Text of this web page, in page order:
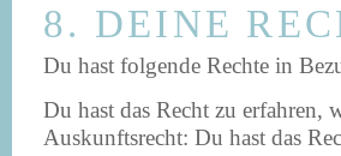
8. DEINE
Du hast folgende Rechte in
Du hast das Recht zu erfahren,
Auskunftsrecht: Du hast das